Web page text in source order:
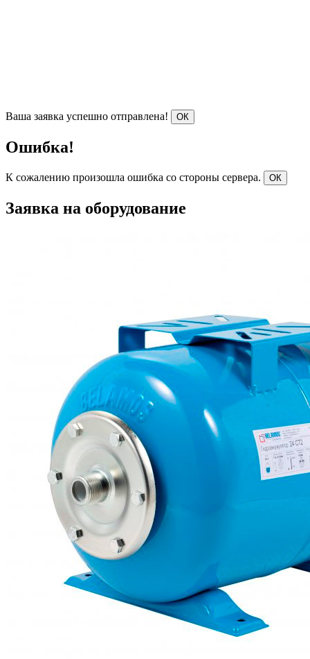
Ваша заявка успешно отправлена! ОК
Ошибка!
К сожалению произошла ошибка со стороны сервера. ОК
Заявка на оборудование